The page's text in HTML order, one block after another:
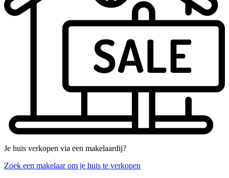
Je huis verkopen via een makelaardij?
Zoek een makelaar om je huis te verkopen